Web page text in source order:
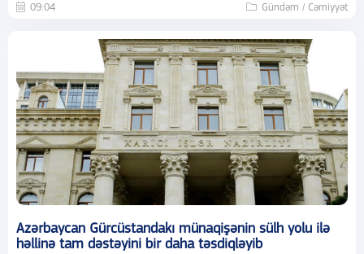
09:04 Gündəm / Cəmiyyət
Azərbaycan Gürcüstandakı münaqişənin sülh yolu ilə
həllinə tam dəstəyini bir daha təsdiqləyib